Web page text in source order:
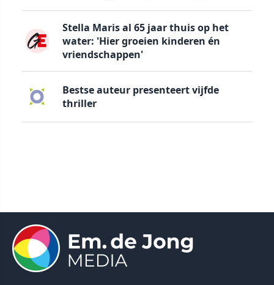
Stella Maris al 65 jaar thuis op het
water: 'Hier groeien kinderen én
vriendschappen'
Bestse auteur presenteert vijfde
thriller